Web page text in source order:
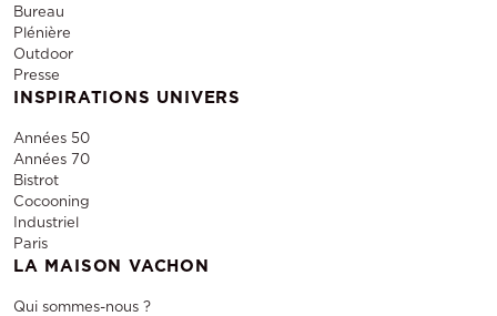
Bureau
Plénière
Outdoor
Presse
INSPIRATIONS UNIVERS
Années 50
Années 70
Bistrot
Cocooning
Industriel
Paris
LA MAISON VACHON
Qui sommes-nous ?